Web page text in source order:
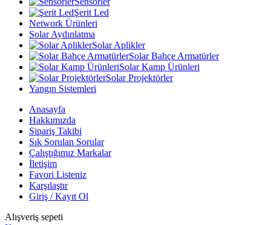
Şerit Led
Network Ürünleri
Solar Aydınlatma
Solar Aplikler
Solar Bahçe Armatürler
Solar Kamp Ürünleri
Solar Projektörler
Yangın Sistemleri
Anasayfa
Hakkımızda
Sipariş Takibi
Sık Sorulan Sorular
Çalıştığımız Markalar
İletişim
Favori Listeniz
Karşılaştır
Giriş / Kayıt Ol
Alışveriş sepeti